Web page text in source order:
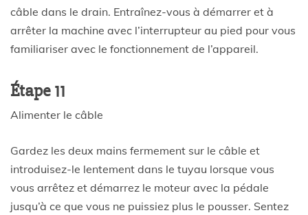
câble dans le drain. Entraînez-vous à démarrer et à
arrêter la machine avec l’interrupteur au pied pour vous
familiariser avec le fonctionnement de l’appareil.
Étape 11
Alimenter le câble
Gardez les deux mains fermement sur le câble et
introduisez-le lentement dans le tuyau lorsque vous
vous arrêtez et démarrez le moteur avec la pédale
jusqu’à ce que vous ne puissiez plus le pousser. Sentez